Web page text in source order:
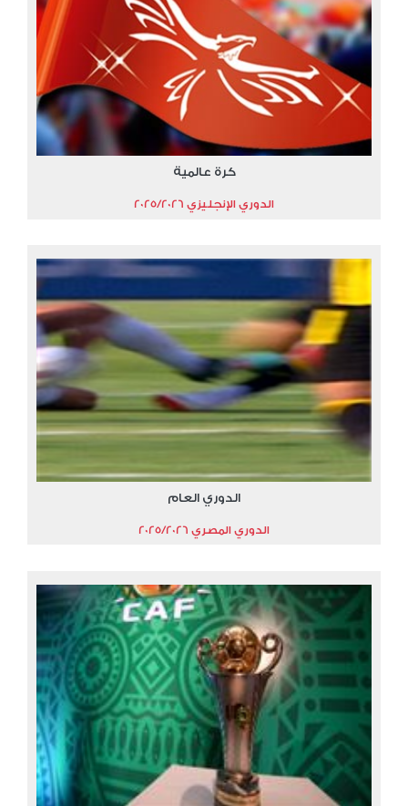
كرة عالمية
الدوري الإنجليزي 2025/2026
الدوري العام
الدوري المصري 2025/2026